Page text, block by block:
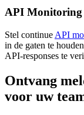
API Monitoring
Stel continue API
in de gaten te
API-responses te
Ontvang
voor uw